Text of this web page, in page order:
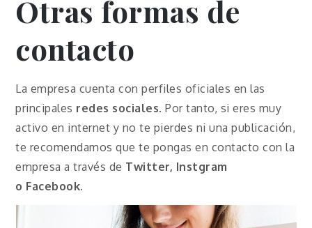
Otras formas de
contacto
La empresa cuenta con perfiles oficiales en las
principales redes sociales. Por tanto, si eres muy
activo en internet y no te pierdes ni una publicación,
te recomendamos que te pongas en contacto con la
empresa a través de Twitter, Instgram
o Facebook.